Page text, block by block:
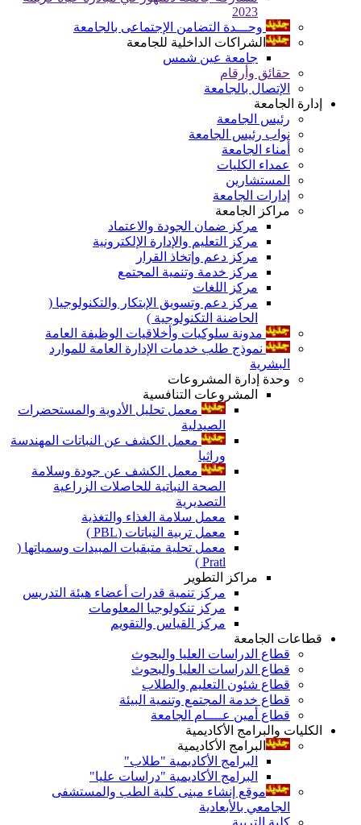
2023
وحـــدة التضامن الإجتماعى بالجامعة
الشراكات الداخلية للجامعة
جامعة عين شمس
حقائق وأرقام
الإتصال بالجامعة
إدارة الجامعة
رئيس الجامعة
نواب رئيس الجامعة
أمناء الجامعة
عمداء الكليات
المستشارين
إدارات الجامعة
مراكز الجامعة
مركز ضمان الجودة والاعتماد
مركز التعليم والإدارة الإلكترونية
مركز دعم وإتخاذ القرار
مركز خدمة وتنمية المجتمع
مركز اللغات
مركز دعم وتسويق الإبتكار والتكنولوجيا (
الحاضنة التكنولوجية )
مدونة سلوكيات وأخلاقيات الوظيفة العامة
نموذج طلب خدمات الإدارة العامة للموارد
البشرية
وحدة إدارة المشروعات
المشروعات التنافسية
معمل تحليل الأدوية والمستحضرات
الصيدلية
معمل الكشف عن النباتات المهندسة
وراثيا
معمل الكشف عن جودة وسلامة
الصحة النباتية للحاصلات الزراعية
التصديرية
معمل سلامة الغذاء والتغذية
معمل تربية النباتات (PBL )
معمل تحلية متبقيات المبيدات وسمياتها (
Pratl )
مراكز التطوير
مركز تنمية قدرات أعضاء هيئة التدريس
مركز تنكولوجيا المعلومات
مركز القياس والتقويم
قطاعات الجامعة
قطاع الدراسات العليا والبحوث
قطاع الدراسات العليا والبحوث
قطاع شئون التعليم والطلاب
قطاع خدمة المجتمع وتنمية البيئة
قطاع أمين عــــام الجامعة
الكليات والبرامج الأكاديمية
البرامج الأكاديمية
البرامج الأكاديمية "طلاب"
البرامج الأكاديمية "دراسات عليا"
موقع إنشاء مبنى كلية الطب والمستشفى
الجامعي بالأبعادية
كلية التربية